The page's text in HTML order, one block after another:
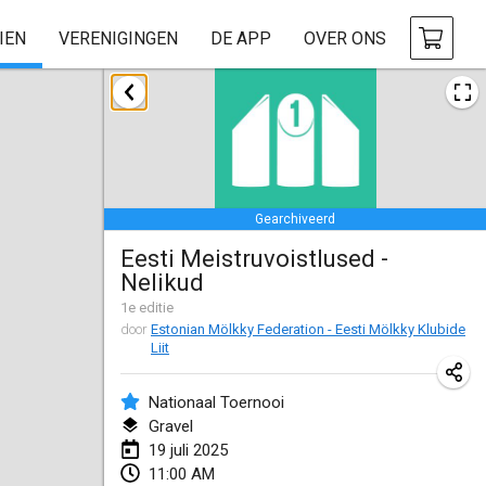
VERENIGINGEN DE APP OVER ONS
Gearchiveerd
Eesti Meistruvoistlused -
Nelikud
1 e editie
door Estonian Mölkky Federation - Eesti Mölkky Klubide
Liit
Nationaal Toernooi
Gravel
19 juli 2025
11:00 AM
januari 2025
Indoor Polish Open 2025 - Singles
18 jan. 2025 |Polen
Tournoi de St Max
19 jan. 2025|Frankrijk
19 jan. 2025|Polen